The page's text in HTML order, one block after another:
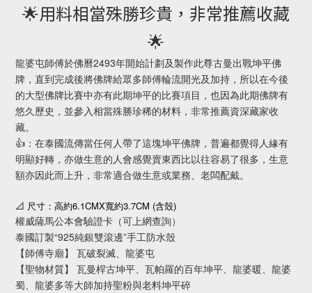
🌟用料相當殊勝珍貴，非常推薦收藏
🌟
龍婆屯師傅於佛曆2493年開始計劃及製作此尊古曼出戰坤平佛
牌，直到完成後將佛牌給眾多師傅輪流開光及加持，所以在今後
的大型佛牌比賽中亦有此期坤平的比賽項目，也因為此期佛牌有
悠久歷史，並參入相當殊勝珍稀的材料，非常推薦資深藏家收
藏。
👍：在泰國流傳當任何人帶了這塊坤平佛牌，普遍都覺得人緣有
明顯好轉，亦做生意的人會感覺賣東西比以往容易了很多，生意
額亦因此而上升，非常適合做生意或業務、老闆配戴。
📐 尺寸：高約6.1CMX寬約3.7CM (含殼)
權威薩馬公本會驗證卡（可上網查詢）
泰國訂製“925純銀雙滾邊”手工防水殼
【師傅寺廟】 瓦破裂滅、龍婆屯
【聖物材質】 瓦曼桿古坤平、瓦帕羅的百年坤平、龍婆暖、龍婆
蜀、龍婆多等大師加持聖粉與老料坤平碎